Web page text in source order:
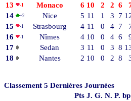
13
-1 Monaco 6 10 2 2 6
14
+2 Nice 5 11 1 3 7
15
-1 Strasbourg 4 11 0 4 7
16
-1 Nîmes 4 10 0 4 6
17
Sedan 3 11 0 3 8
18
Nantes 2 10 0 2 8
Classement 5 Dernières Journées
Pts J. G. N. P. bp